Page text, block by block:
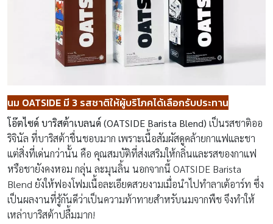
นม OATSIDE มี 3 รสชาติให้ผู้บริโภคได้เลือกรับประทาน
โอ๊ตไซด์ บาริสต้าเบลนด์ (OATSIDE Barista Blend) เป็นรสชาติออ
ริจินัล ที่บาริสต้าชื่นชอบมาก เพราะเนื้อสัมผัสดูคล้ายกาแฟและชา
แต่สิ่งที่เด่นกว่านั้น คือ คุณสมบัติที่ส่งเสริมให้กลิ่นและรสของกาแฟ
หรือชายังคงหอม กลุ่น ละมุนลิ้น นอกจากนี้ OATSIDE Barista
Blend ยังให้ฟองโฟมเนื้อละเอียดสวยงามเมื่อนำไปทำลาเต้อาร์ท ซึ่ง
เป็นผลงานที่รู้กันดีว่าเป็นความท้าทายสำหรับนมจากพืช จึงทำให้
เหล่าบาริสต้าปลื้มมาก!